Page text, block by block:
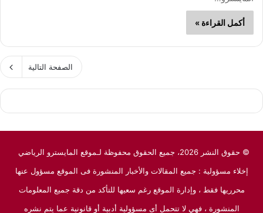
أكمل القراءة »
الصفحة التالية
© حقوق النشر 2026، جميع الحقوق محفوظة لـموقع المايسترو الرياضي
إخلاء مسؤولية : جميع المقالات والأخبار المنشورة فى الموقع مسؤول عنها
محرريها فقط ، وإدارة الموقع رغم سعيها للتأكد من دقة جميع المعلومات
المنشورة ، فهي لا تتحمل أى مسؤولية أدبية أو قانونية عما يتم نشره